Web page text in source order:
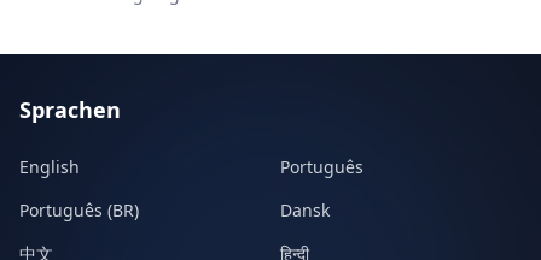
Sprachen
English
Português
Português (BR)
Dansk
中文
हिन्दी